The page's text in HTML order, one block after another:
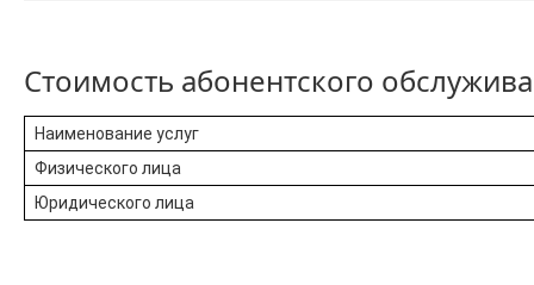
Стоимость абонентского
Наименование услуг
Физического лица
Юридического лица